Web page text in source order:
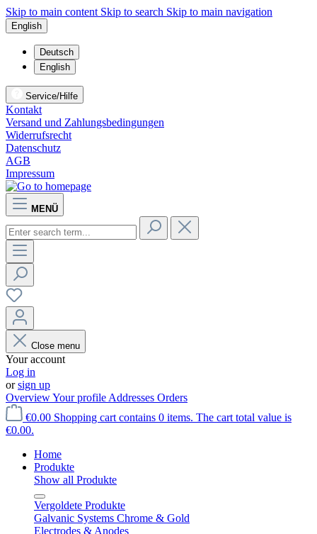
Skip to main content Skip to search Skip to main navigation
English
Deutsch
English
Service/Hilfe
Kontakt
Versand und Zahlungsbedingungen
Widerrufsrecht
Datenschutz
AGB
Impressum
MENÜ
Close menu
Your account
Log in
orsign up
OverviewYour profile Addresses Orders
€0.00 Shopping cart contains 0 items. The cart total value is
€0.00.
Home
Produkte
Show all Produkte
Vergoldete Produkte
Galvanic Systems Chrome & Gold
Electrodes & Anodes